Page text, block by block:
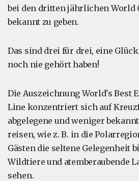
bei den dritten jährlichen World
bekannt zu geben.
Das sind drei für drei, eine
noch nie gehört haben!
Die Auszeichnung World's Best
Line konzentriert sich auf
abgelegene und weniger
reisen, wie z. B. in die
Gästen die seltene Gelegenheit
Wildtiere und atemberaubende
sehen.